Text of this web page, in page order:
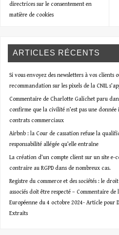
directrices sur le consentement en
matière de cookies
ARTICLES RÉCENTS
Si vous envoyez des newsletters à vos clients
recommandation sur les pixels de la CNIL
Commentaire de Charlotte Galichet paru
confirme que la civilité n’est pas une
contrats commerciaux
Airbnb : la Cour de cassation refuse la
responsabilité allégée qu’elle entraîne
La création d’un compte client sur un site e-
contraire au RGPD dans de nombreux cas.
Registre du commerce et des sociétés : le
associés doit être respecté – Commentaire
Européenne du 4 octobre 2024- Article pour
Extraits